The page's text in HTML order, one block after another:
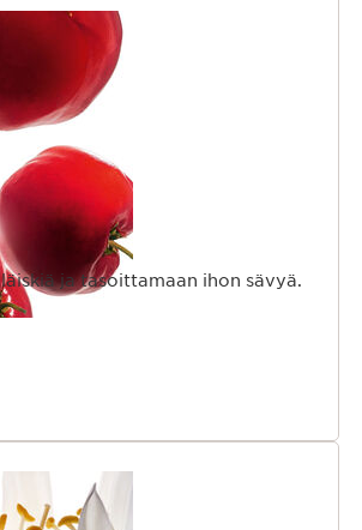
ja tasoittamaan ihon sävyä.